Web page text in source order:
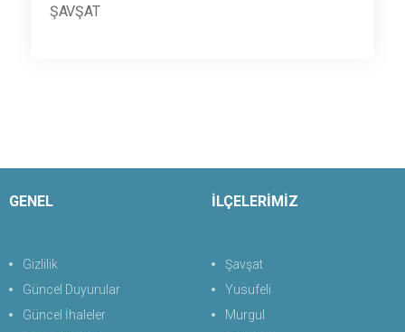
ŞAVŞAT
GENEL
Gizlilik
Güncel Duyurular
Güncel İhaleler
İLÇELERİMİZ
Şavşat
Yusufeli
Murgul